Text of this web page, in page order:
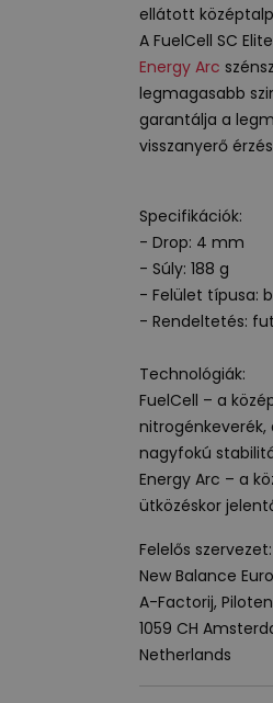
ellátott
A FuelCell SC
Energy Arc
legmagasabb
garantálja a
visszanyerő
Specifikációk:
- Drop: 4 mm
- Súly: 188 g
- Felület típusa:
- Rendeltetés:
Technológiák:
FuelCell – a
nagyfokú
Energy Arc – a
ütközéskor
Felelős szervezet:
New Balance
A-Factorij,
1059 CH
Netherlands